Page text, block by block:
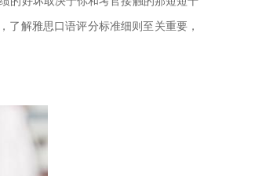
了解雅思口语评分标准细则至关重要，